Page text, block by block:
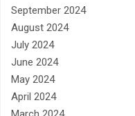
September 2024
August 2024
July 2024
June 2024
May 2024
April 2024